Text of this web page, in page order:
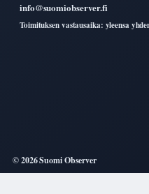
info@suomiobserver.fi
Toimituksen vastausaika: yleensa
© 2026 Suomi Observer